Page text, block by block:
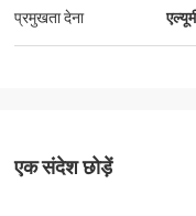
प्रमुखता देना
एक संदेश छोड़ें